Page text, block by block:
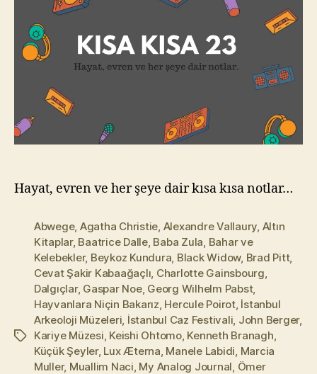
a
z
Hayat, evren ve her şeye dair kısa kısa notlar…
Etiketler
Abwege, Agatha Christie, Alexandre Vallaury, Altın
Kitaplar, Baatrice Dalle, Baba Zula, Bahar ve
Kelebekler, Beykoz Kundura, Black Widow, Brad Pitt,
Cevat Şakir Kabaağaçlı, Charlotte Gainsbourg,
Dalgıçlar, Gaspar Noe, Georg Wilhelm Pabst,
Hayvanlara Niçin Bakarız, Hercule Poirot, İstanbul
Arkeoloji Müzeleri, İstanbul Caz Festivali, John Berger,
Kariye Müzesi, Keishi Ohtomo, Kenneth Branagh,
Küçük Şeyler, Lux Æterna, Manele Labidi, Marcia
Muller, Muallim Naci, My Analog Journal, Ömer